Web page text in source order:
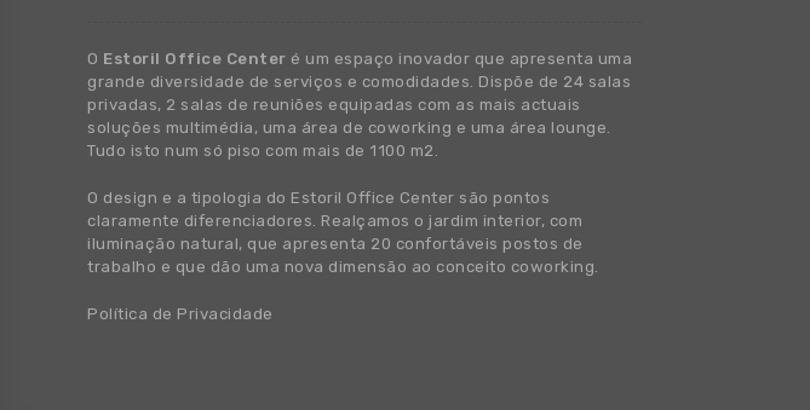
O Estoril Office Center é um espaço inovador que apresenta uma
grande diversidade de serviços e comodidades. Dispõe de 24 salas
privadas, 2 salas de reuniões equipadas com as mais actuais
soluções multimédia, uma área de coworking e uma área lounge.
Tudo isto num só piso com mais de 1100 m2.
O design e a tipologia do Estoril Office Center são pontos
claramente diferenciadores. Realçamos o jardim interior, com
iluminação natural, que apresenta 20 confortáveis postos de
trabalho e que dão uma nova dimensão ao conceito coworking.
Política de Privacidade